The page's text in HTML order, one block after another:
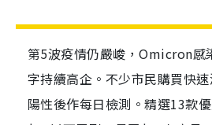
第5波疫情仍嚴峻，Omicron感
字持續高企。不少市民購買快
陽性後作每日檢測。精選13款